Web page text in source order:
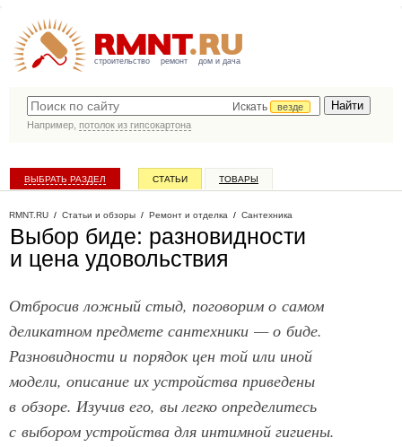
строительство ремонт дом и дача
Искать
везде
Например, потолок из гипсокартона
ВЫБРАТЬ РАЗДЕЛ СТАТЬИ ТОВАРЫ
RMNT.RU / Статьи и обзоры / Ремонт и отделка / Сантехника
Выбор биде: разновидности
и цена удовольствия
Отбросив ложный стыд, поговорим о самом
деликатном предмете сантехники — о биде.
Разновидности и порядок цен той или иной
модели, описание их устройства приведены
в обзоре. Изучив его, вы легко определитесь
с выбором устройства для интимной гигиены.